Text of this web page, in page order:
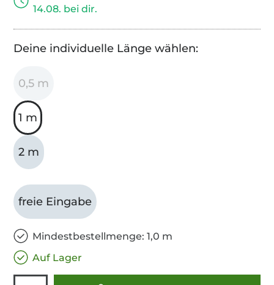
14.08. bei dir.
Deine individuelle Länge wählen:
0,5 m
1 m
2 m
freie Eingabe
Mindestbestellmenge: 1,0 m
Auf Lager